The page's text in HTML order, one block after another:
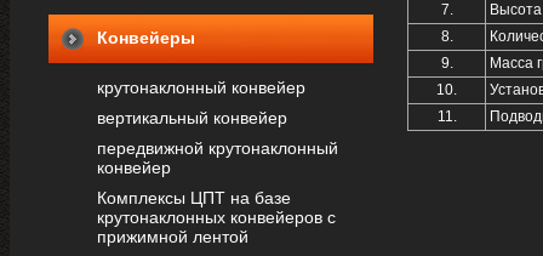
Конвейеры
крутонаклонный конвейер
вертикальный конвейер
передвижной крутонаклонный
конвейер
Комплексы ЦПТ на базе
крутонаклонных конвейеров с
прижимной лентой
7.
8.
9.
Масса
10.
11.